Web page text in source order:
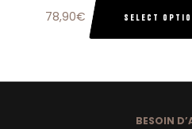
78,90€ SELECT
BESOIN